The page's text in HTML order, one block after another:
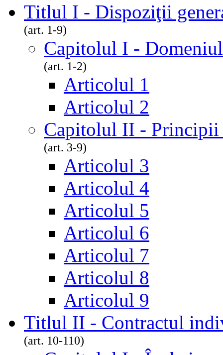
Titlul I - Dispoziţii
(art. 1-9)
Capitolul I -
(art. 1-2)
Articolul 1
Articolul 2
Capitolul II - Principii
(art. 3-9)
Articolul 3
Articolul 4
Articolul 5
Articolul 6
Articolul 7
Articolul 8
Articolul 9
Titlul II - Contractul
(art. 10-110)